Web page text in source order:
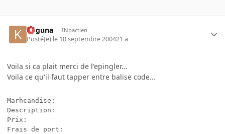
Koguna INpactien
Posté(e) le 10 septembre 200421 a
Voila si ca plait merci de l'epingler...
Voila ce qu'il faut tapper entre balise code...
Marhcandise:
Description:
Prix:
Frais de port: